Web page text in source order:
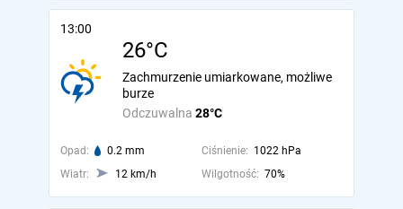
13:00
26°C
Odczuwalna 28°C
Zachmurzenie umiarkowane, możliwe
burze
Opad: 0.2 mm Ciśnienie: 1022 hPa
Wiatr:
12 km/h Wilgotność: 70%